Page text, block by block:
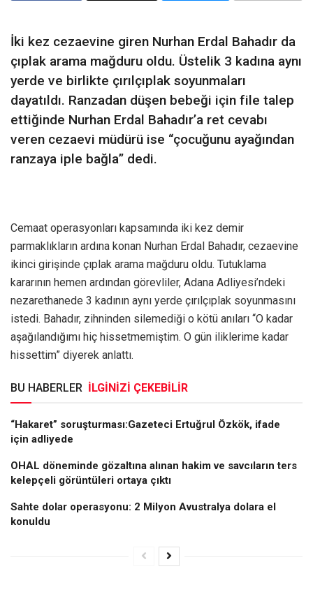
İki kez cezaevine giren Nurhan Erdal Bahadır da
çıplak arama mağduru oldu. Üstelik 3 kadına aynı
yerde ve birlikte çırılçıplak soyunmaları
dayatıldı. Ranzadan düşen bebeği için file talep
ettiğinde Nurhan Erdal Bahadır’a ret cevabı
veren cezaevi müdürü ise “çocuğunu ayağından
ranzaya iple bağla” dedi.
Cemaat operasyonları kapsamında iki kez demir
parmaklıkların ardına konan Nurhan Erdal Bahadır, cezaevine
ikinci girişinde çıplak arama mağduru oldu. Tutuklama
kararının hemen ardından görevliler, Adana Adliyesi’ndeki
nezarethanede 3 kadının aynı yerde çırılçıplak soyunmasını
istedi. Bahadır, zihninden silemediği o kötü anıları “O kadar
aşağılandığımı hiç hissetmemiştim. O gün iliklerime kadar
hissettim” diyerek anlattı.
BU HABERLER İLGİNİZİ ÇEKEBİLİR
“Hakaret” soruşturması:Gazeteci Ertuğrul Özkök, ifade
için adliyede
OHAL döneminde gözaltına alınan hakim ve savcıların ters
kelepçeli görüntüleri ortaya çıktı
Sahte dolar operasyonu: 2 Milyon Avustralya dolara el
konuldu